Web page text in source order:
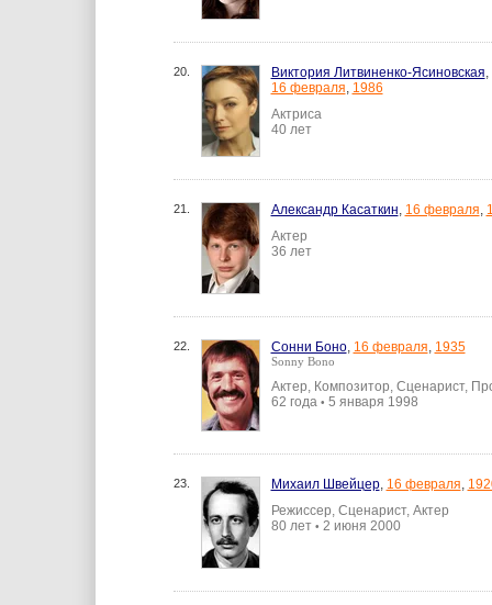
20. Виктория Литвиненко-Ясиновская,
16 февраля, 1986
Актриса
40 лет
21. Александр Касаткин, 16 февраля,
Актер
36 лет
22. Сонни Боно, 16 февраля, 1935
Sonny Bono
Актер, Композитор, Сценарист,
62 года • 5 января 1998
23. Михаил Швейцер, 16 февраля,
Режиссер, Сценарист, Актер
80 лет • 2 июня 2000